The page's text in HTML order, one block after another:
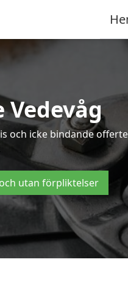
och icke bindande
utan förpliktelser